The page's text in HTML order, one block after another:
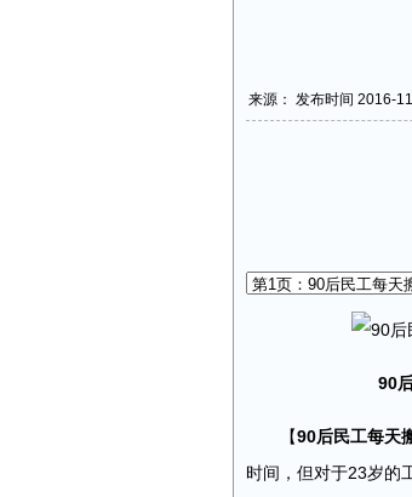
来源： 发布时间 2016-
90
【90后民工每天
时间，但对于23岁的